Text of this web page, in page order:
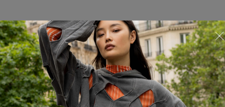
Рубашка Red September
225.02.SHT08.07
О товаре Оплата и доставка